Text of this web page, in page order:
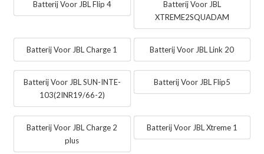
Batterij Voor JBL Flip 4
Batterij Voor JBL
XTREME2SQUADAM
Batterij Voor JBL Charge 1 Batterij Voor JBL Link 20
Batterij Voor JBL SUN-INTE-
103(2INR19/66-2)
Batterij Voor JBL Flip5
Batterij Voor JBL Charge 2
plus
Batterij Voor JBL Xtreme 1